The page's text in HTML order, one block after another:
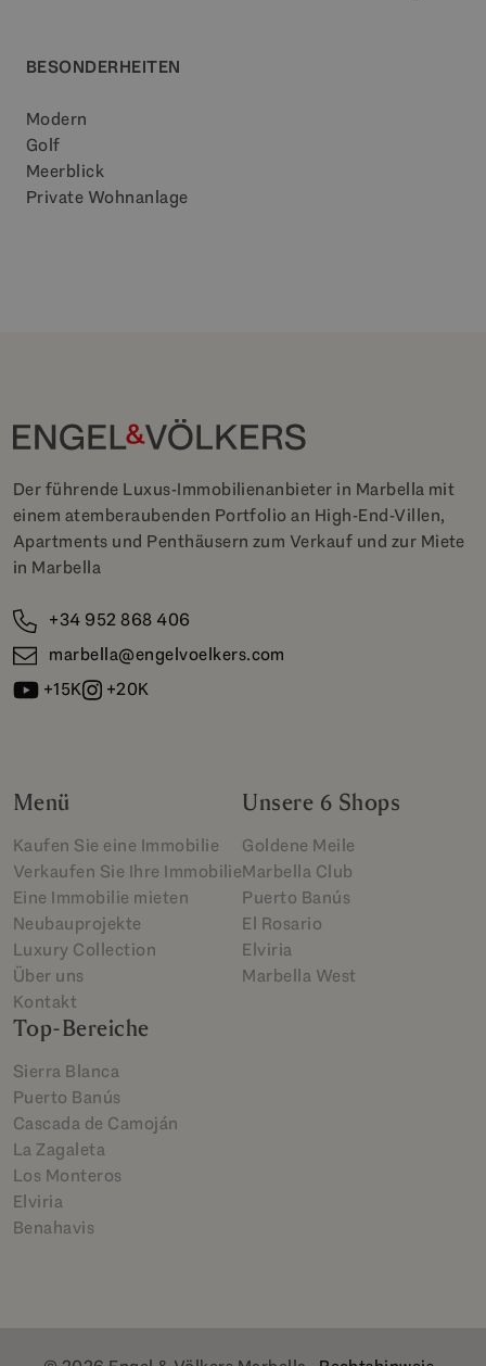
BESONDERHEITEN
Modern
Golf
Meerblick
Private Wohnanlage
Der führende Luxus-Immobilienanbieter in Marbella mit
einem atemberaubenden Portfolio an High-End-Villen,
Apartments und Penthäusern zum Verkauf und zur Miete
in Marbella
+34 952 868 406
marbella@engelvoelkers.com
+15K
+20K
Menü
Kaufen Sie eine Immobilie
Verkaufen Sie Ihre Immobilie
Eine Immobilie mieten
Neubauprojekte
Luxury Collection
Über uns
Kontakt
Unsere 6 Shops
Goldene Meile
Marbella Club
Puerto Banús
El Rosario
Elviria
Marbella West
Top-Bereiche
Sierra Blanca
Puerto Banús
Cascada de Camoján
La Zagaleta
Los Monteros
Elviria
Benahavis